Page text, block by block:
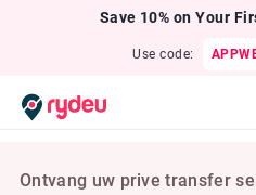
Save 10% on Your
Use code:
Ontvang uw prive transfer